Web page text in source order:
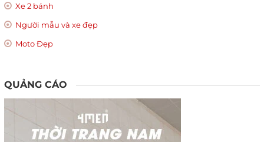
Xe 2 bánh
Người mẫu và xe đẹp
Moto Đẹp
QUẢNG CÁO